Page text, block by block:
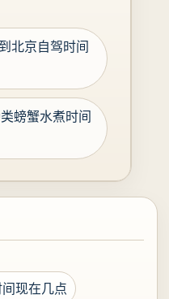
北京自驾时间
螃蟹水煮时间
现在几点